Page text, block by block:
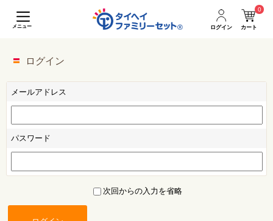
メニュー ログイン カート
0
ログイン
メールアドレス
パスワード
次回からの入力を省略